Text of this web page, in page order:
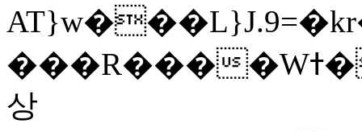
���R����Wߙ���o�O���ӯ��������?
상